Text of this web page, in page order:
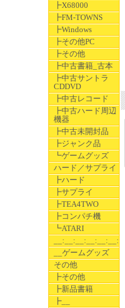
┣X68000
┣FM-TOWNS
┣Windows
┣その他PC
┣その他
┣中古書籍_古本
┣中古サントラ
CDDVD
┣中古レコード
┣中古ハード周辺
機器
┣中古未開封品
┣ジャンク品
┗ゲームグッズ
ハード／サプライ
┣ハード
┣サプライ
┣TEA4TWO
┣コンパチ機
┗ATARI
__:__:__:__:__:__:__
__ゲームグッズ
その他
┣その他
┣新品書籍
┣__